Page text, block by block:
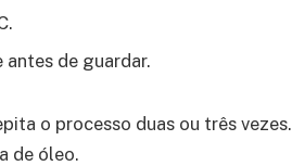
de guardar.
o processo duas ou três vezes.
de óleo.